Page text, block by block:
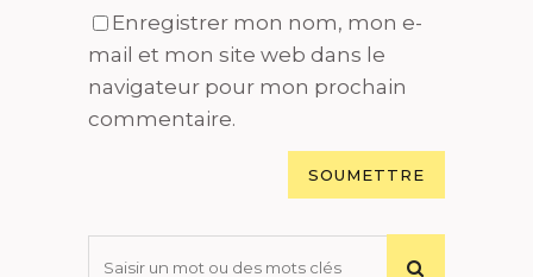
Enregistrer mon nom, mon e-
mail et mon site web dans le
navigateur pour mon prochain
commentaire.